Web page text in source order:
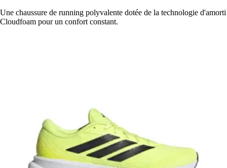
Une chaussure de running polyvalente dotée de la technologie d'amorti
Cloudfoam pour un confort constant.